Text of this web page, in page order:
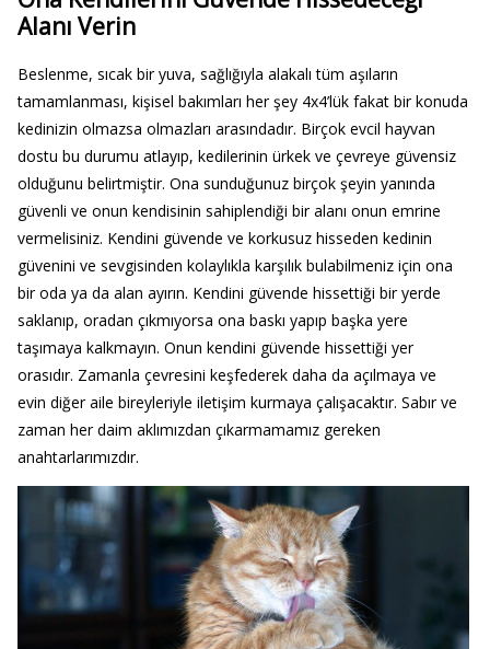
Alanı Verin
Beslenme, sıcak bir yuva, sağlığıyla alakalı tüm aşıların
tamamlanması, kişisel bakımları her şey 4x4’lük fakat bir konuda
kedinizin olmazsa olmazları arasındadır. Birçok evcil hayvan
dostu bu durumu atlayıp, kedilerinin ürkek ve çevreye güvensiz
olduğunu belirtmiştir. Ona sunduğunuz birçok şeyin yanında
güvenli ve onun kendisinin sahiplendiği bir alanı onun emrine
vermelisiniz. Kendini güvende ve korkusuz hisseden kedinin
güvenini ve sevgisinden kolaylıkla karşılık bulabilmeniz için ona
bir oda ya da alan ayırın. Kendini güvende hissettiği bir yerde
saklanıp, oradan çıkmıyorsa ona baskı yapıp başka yere
taşımaya kalkmayın. Onun kendini güvende hissettiği yer
orasıdır. Zamanla çevresini keşfederek daha da açılmaya ve
evin diğer aile bireyleriyle iletişim kurmaya çalışacaktır. Sabır ve
zaman her daim aklımızdan çıkarmamamız gereken
anahtarlarımızdır.